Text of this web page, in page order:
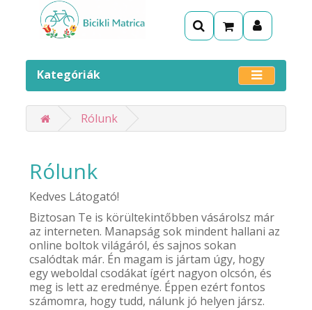
Kategóriák
Rólunk
Rólunk
Kedves Látogató!
Biztosan Te is körültekintőbben vásárolsz már
az interneten. Manapság sok mindent hallani az
online boltok világáról, és sajnos sokan
csalódtak már. Én magam is jártam úgy, hogy
egy weboldal csodákat ígért nagyon olcsón, és
meg is lett az eredménye. Éppen ezért fontos
számomra, hogy tudd, nálunk jó helyen jársz.